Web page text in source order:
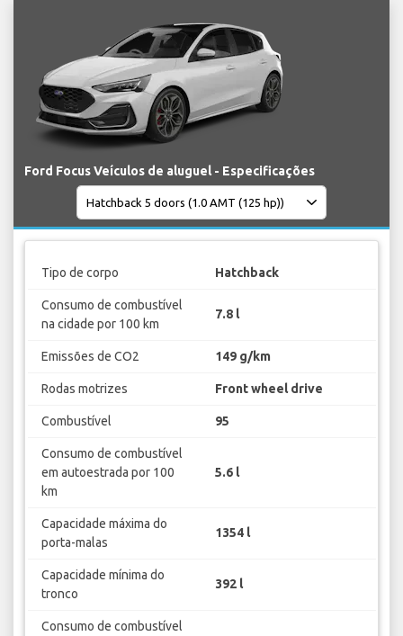
Ford Focus Veículos de aluguel - Especificações
Tipo de corpo Hatchback
Consumo de combustível
na cidade por 100 km
7.8 l
Emissões de CO2 149 g/km
Rodas motrizes Front wheel drive
Combustível 95
Consumo de combustível
em autoestrada por 100
km
5.6 l
Capacidade máxima do
porta-malas
1354 l
Capacidade mínima do
tronco
392 l
Consumo de combustível